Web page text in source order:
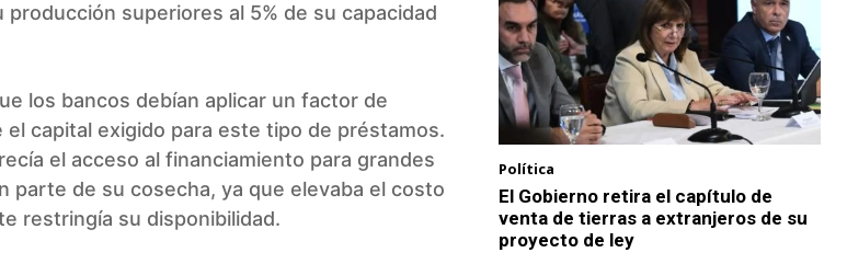
superiores al 5% de su capacidad
los bancos debían aplicar un factor de
capital exigido para este tipo de préstamos.
el acceso al financiamiento para grandes
parte de su cosecha, ya que elevaba el costo
restringía su disponibilidad.
Política
El Gobierno retira el capítulo de
venta de tierras a extranjeros de su
proyecto de ley